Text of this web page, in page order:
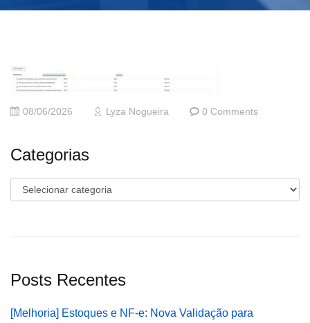
08/06/2026 Lyza Nogueira 0 Comments
Categorias
Categorias
Posts Recentes
[Melhoria] Estoques e NF-e: Nova Validação para